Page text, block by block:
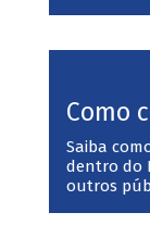
Como
Saiba
dentro do
outros